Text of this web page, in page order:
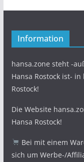
Information
hansa.zone steht -
Hansa Rostock ist-
Rostock!
Die Website
Hansa Rostock!
Bei mit einem
sich um Werbe-/